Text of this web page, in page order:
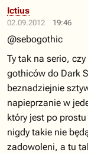
02.09.2012 19:46
Ictius
@sebogothic
Ty tak na serio,
gothiców do Dark
beznadziejnie
napieprzanie w
który jest po
nigdy takie nie
zadowoleni, a tu